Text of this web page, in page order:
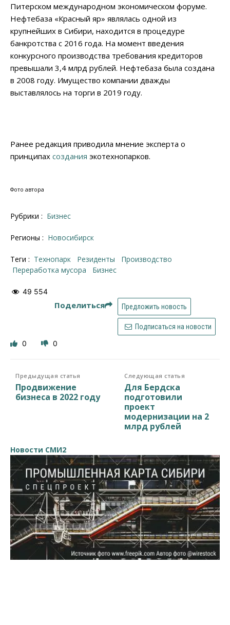
Питерском международном экономическом форуме.
Нефтебаза «Красный яр» являлась одной из
крупнейших в Сибири, находится в процедуре
банкротства с 2016 года. На момент введения
конкурсного производства требования кредиторов
превышали 3,4 млрд рублей. Нефтебаза была создана
в 2008 году. Имущество компании дважды
выставлялось на торги в 2019 году.
Ранее редакция приводила мнение эксперта о
принципах создания экотехнопарков.
Фото автора
Рубрики : Бизнес
Регионы : Новосибирск
Теги : Технопарк резиденты
производство
переработка мусора
бизнес
49 554
Поделиться Предложить новость
Подписаться на новости
0 0
Предыдущая статья
Продвижение
бизнеса в 2022 году
Следующая статья
Для Бердска
подготовили
проект
модернизации на 2
млрд рублей
Новости СМИ2